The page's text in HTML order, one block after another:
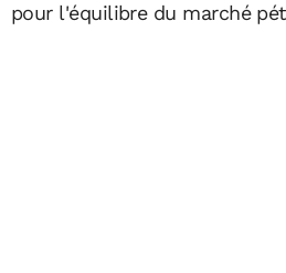
pour l'équilibre du marché